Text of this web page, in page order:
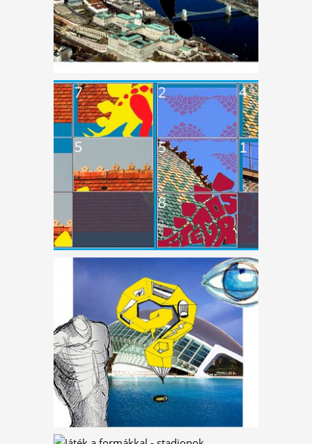
ÉPÍTÉSZARCOK
ÉPÜLETEKBŐL – JÁTÉK
TE TUDOD A VÁLASZT?